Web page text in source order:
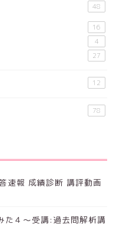
48
16
4
27
12
78
速報 成績診断 講評動画
た４～受講:過去問解析講